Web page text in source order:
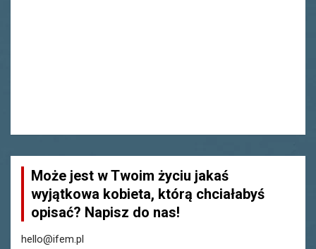
Może jest w Twoim życiu jakaś
wyjątkowa kobieta, którą chciałabyś
opisać? Napisz do nas!
hello@ifem.pl